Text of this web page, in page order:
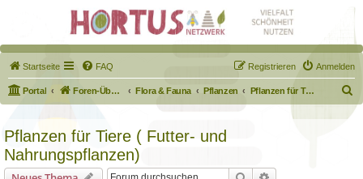
Startseite FAQ Anmelden
Registrieren
Portal Foren-Übersicht Flora & Fauna Pflanzen Pflanzen für Tiere ( Futter- und Nahrungspflanzen)
u
Pflanzen für Tiere ( Futter- und
Nahrungspflanzen)